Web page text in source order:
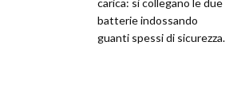
carica: si collegano le due
batterie indossando
guanti spessi di sicurezza.